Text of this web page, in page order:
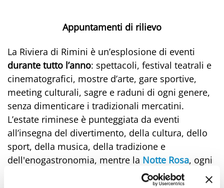
Appuntamenti di rilievo
La Riviera di Rimini è un’esplosione di eventi
durante tutto l’anno: spettacoli, festival teatrali e
cinematografici, mostre d’arte, gare sportive,
meeting culturali, sagre e raduni di ogni genere,
senza dimenticare i tradizionali mercatini.
L’estate riminese è punteggiata da eventi
all’insegna del divertimento, della cultura, dello
sport, della musica, della tradizione e
dell'enogastronomia, mentre la Notte Rosa, ogni
anno, in luglio, festeggia il ‘Capodanno